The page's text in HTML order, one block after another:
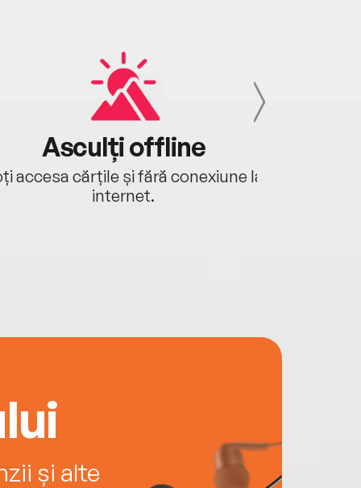
Asculți offline
accesa cărțile și fără conexiune la
internet.
și alte